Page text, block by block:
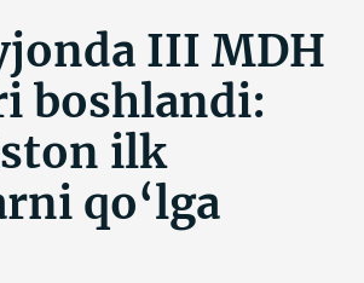
III MDH
boshlandi:
ilk
qo‘lga